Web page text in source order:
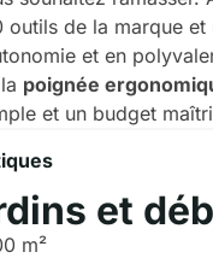
de la marque et
et en
poignée
et un budget
et
m²